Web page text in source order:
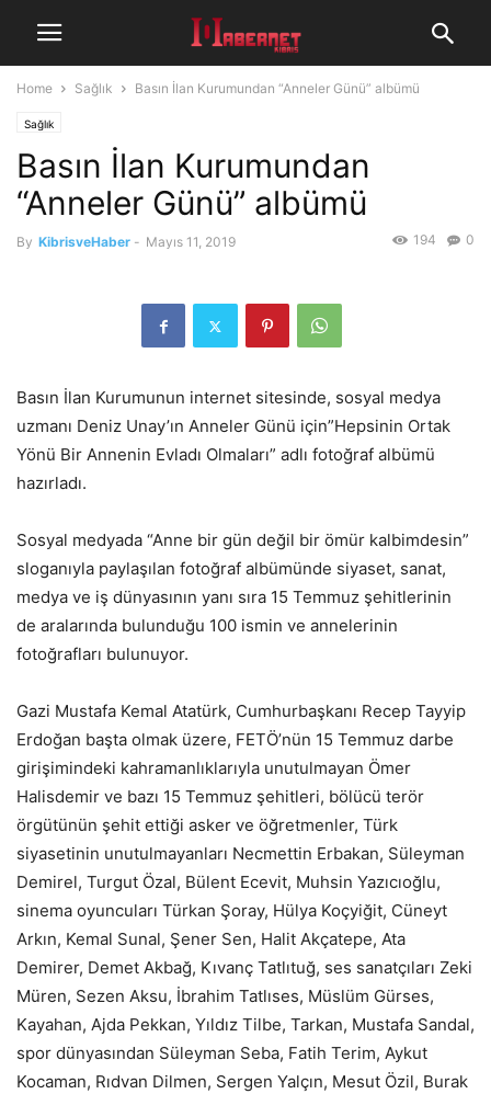
Home Sağlık Basın İlan Kurumundan “Anneler Günü” albümü
Sağlık
Basın İlan Kurumundan
“Anneler Günü” albümü
By KibrisveHaber - Mayıs 11, 2019 0
194
Basın İlan Kurumunun internet sitesinde, sosyal medya
uzmanı Deniz Unay’ın Anneler Günü için”Hepsinin Ortak
Yönü Bir Annenin Evladı Olmaları” adlı fotoğraf albümü
hazırladı.
Sosyal medyada “Anne bir gün değil bir ömür kalbimdesin”
sloganıyla paylaşılan fotoğraf albümünde siyaset, sanat,
medya ve iş dünyasının yanı sıra 15 Temmuz şehitlerinin
de aralarında bulunduğu 100 ismin ve annelerinin
fotoğrafları bulunuyor.
Gazi Mustafa Kemal Atatürk, Cumhurbaşkanı Recep Tayyip
Erdoğan başta olmak üzere, FETÖ’nün 15 Temmuz darbe
girişimindeki kahramanlıklarıyla unutulmayan Ömer
Halisdemir ve bazı 15 Temmuz şehitleri, bölücü terör
örgütünün şehit ettiği asker ve öğretmenler, Türk
siyasetinin unutulmayanları Necmettin Erbakan, Süleyman
Demirel, Turgut Özal, Bülent Ecevit, Muhsin Yazıcıoğlu,
sinema oyuncuları Türkan Şoray, Hülya Koçyiğit, Cüneyt
Arkın, Kemal Sunal, Şener Sen, Halit Akçatepe, Ata
Demirer, Demet Akbağ, Kıvanç Tatlıtuğ, ses sanatçıları Zeki
Müren, Sezen Aksu, İbrahim Tatlıses, Müslüm Gürses,
Kayahan, Ajda Pekkan, Yıldız Tilbe, Tarkan, Mustafa Sandal,
spor dünyasından Süleyman Seba, Fatih Terim, Aykut
Kocaman, Rıdvan Dilmen, Sergen Yalçın, Mesut Özil, Burak